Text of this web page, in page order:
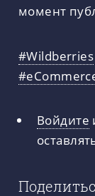
момент
#Wildberries
Войдите